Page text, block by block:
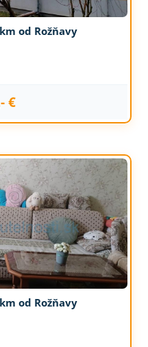
od Rožňavy
€
od Rožňavy